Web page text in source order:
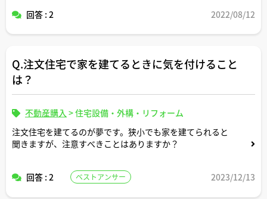
土地を探すにあたり、地元の不動産会社か大手の不動産会
回答 : 2 2022/08/12
Q.注文住宅で家を建てるときに気を付けること
は？
不動産購入 >住宅設備・外構・リフォーム
注文住宅を建てるのが夢です。狭小でも家を建てられると
聞きますが、注意すべきことはありますか？
回答 : 2 ベストアンサー 2023/12/13